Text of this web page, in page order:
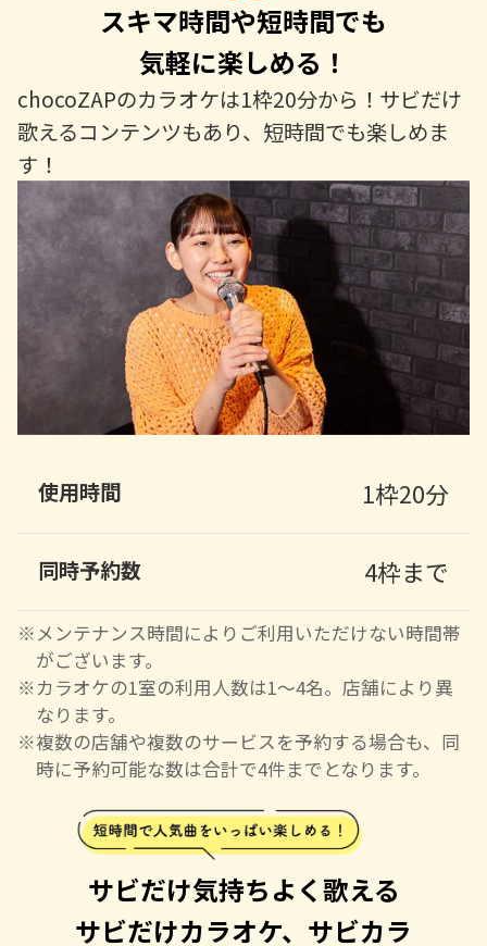
スキマ時間や短時間でも
気軽に楽しめる！
chocoZAPのカラオケは1枠20分から！サビだけ
歌えるコンテンツもあり、短時間でも楽しめま
す！
使用時間 1枠20分
同時予約数 4枠まで
※メンテナンス時間によりご利用いただけない時間帯
がございます。
※カラオケの1室の利用人数は1〜4名。店舗により異
なります。
※複数の店舗や複数のサービスを予約する場合も、同
時に予約可能な数は合計で4件までとなります。
サビだけ気持ちよく歌える
サビだけカラオケ、サビカラ